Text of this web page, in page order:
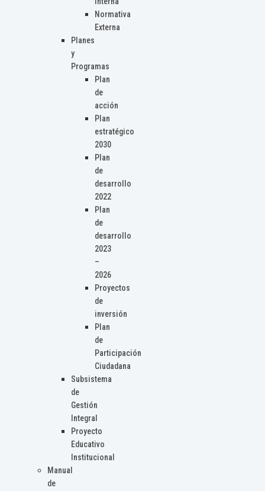
Normativa
Externa
Planes
y
Programas
Plan
de
acción
Plan
estratégico
2030
Plan
de
desarrollo
2022
Plan
de
desarrollo
2023
–
2026
Proyectos
de
inversión
Plan
de
Participación
Ciudadana
Subsistema
de
Gestión
Integral
Proyecto
Educativo
Institucional
Manual
de